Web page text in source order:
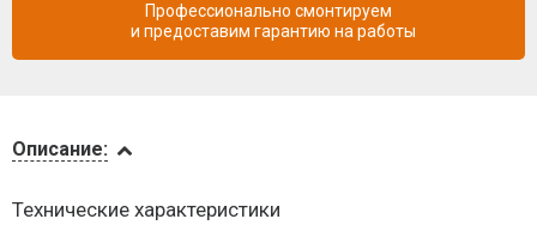
и оплата
Описание:
Технические характеристики
Профессионально смонтируем
и предоставим гарантию на работы